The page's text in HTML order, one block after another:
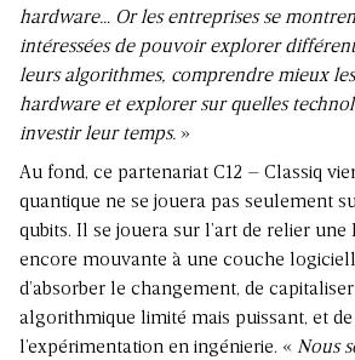
hardware… Or les entreprises se
intéressées de pouvoir explorer
leurs algorithmes, comprendre mieux
hardware et explorer sur quelles
investir leur temps. »
Au fond, ce partenariat C12 – Classiq
quantique ne se jouera pas seulement
qubits. Il se jouera sur l’art de relier une
encore mouvante à une couche
d’absorber le changement, de
algorithmique limité mais puissant, et
l’expérimentation en ingénierie. « Nous